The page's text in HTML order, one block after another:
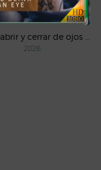
2026